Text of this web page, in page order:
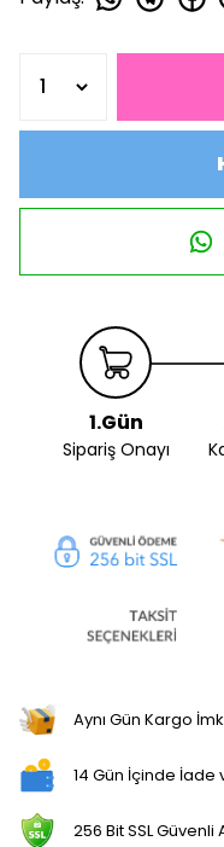
1.Gün
Sipariş Onayı
Aynı Gün Kargo
14 Gün İçinde İade
256 Bit SSL Güvenli